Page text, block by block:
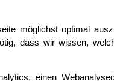
möglichst optimal
dass wir wissen,
einen